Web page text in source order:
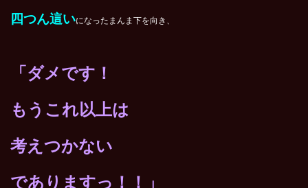
四つん這いになったまんま下を向き、
「ダメです！
もうこれ以上は
考えつかない
でありますっ！！」